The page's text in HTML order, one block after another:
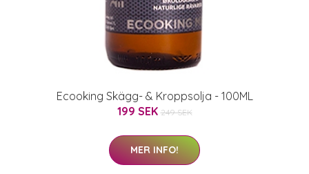
Ecooking Skägg- & Kroppsolja - 100ML
199 SEK 249 SEK
MER INFO!